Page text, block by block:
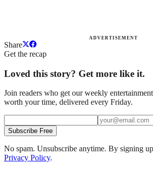
ADVERTISEMENT
Share
Get the recap
Loved this story? Get more like it.
Join readers who get our weekly
worth your time, delivered every Friday.
Subscribe Free
No spam. Unsubscribe anytime. By signing
Privacy Policy.